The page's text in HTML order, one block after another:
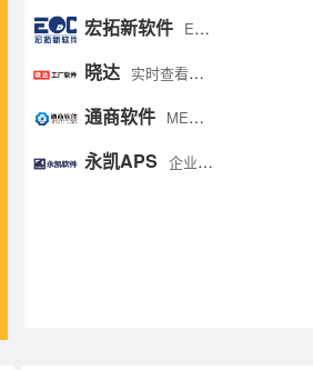
宏拓新软件 EDC软件让企业更规范 让管理变的更简单
晓达 实时查看生产进度 加工订单组织跟进
通商软件 MES简单直接的工序进度管理, 从下单到制造到发货全流程跟踪
永凯APS 企业智能制造核心大脑